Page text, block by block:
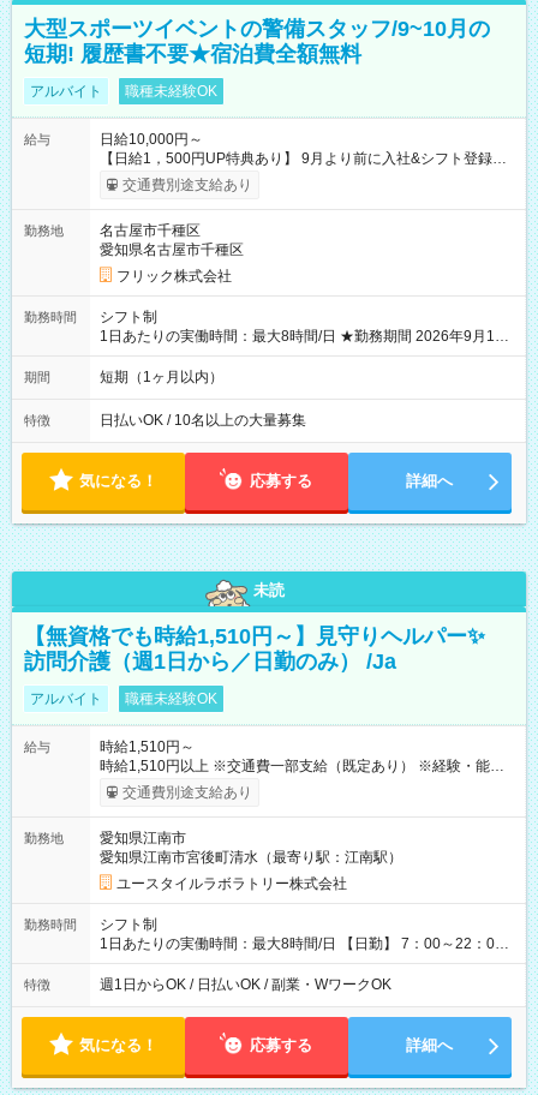
大型スポーツイベントの警備スタッフ/9~10月の
短期! 履歴書不要★宿泊費全額無料
アルバイト 職種未経験OK
給与
日給10,000円～
【日給1，500円UP特典あり】 9月より前に入社&シフト登録す
ると 期間中(9/16~10/23) の日給がUP! 日給1万1500円でしっか
り稼げます♪ 【試用期間】試用期間なし
交通費別途支給あり
勤務地
名古屋市千種区
愛知県名古屋市千種区
フリック株式会社
勤務時間
シフト制
1日あたりの実働時間：最大8時間/日 ★勤務期間 2026年9月16
日~2026年10月23日 短期勤務OK! 期間中フル勤務できる方優遇
※週3~5日勤務(勤務日数応相談) ※期間前から勤務スタートも可
り ※夜勤シフトあり
期間 短期（1ヶ月以内）
特徴 日払いOK / 10名以上の大量募集
気になる！ 応募する 詳細へ
未読
【無資格でも時給1,510円～】見守りヘルパー✨
訪問介護（週1日から／日勤のみ） /Ja
アルバイト 職種未経験OK
給与
時給1,510円～
時給1,510円以上 ※交通費一部支給（既定あり） ※経験・能力を
考慮して決定します 【収入例】 週1回勤務の場合：1,510円×8時
間×4回=4万8,320円 週3回勤務の場合：1,510円×8時間×12回
1,600円 【試用期間】試用期間あり 試用期間の長さ：2ヶ月
※ 雇用形態と給与に、本採用時と異なる部分があります。 雇用
形態：本採用時と同じです。 給与：時給 1,140円以上
交通費別途支給あり
勤務地
愛知県江南市
愛知県江南市宮後町清水（最寄り駅：江南駅）
ユースタイルラボラトリー株式会社
勤務時間
シフト制
1日あたりの実働時間：最大8時間/日 【日勤】 7：00～22：00
の間で8時間勤務（休憩時間は法定通り） ※週1日～OK ／ 夜勤
なし ＊＊ 勤務時間例 ＊＊ ■8時から17時 ■9時から18時 ■10
定（毎週同じ曜日勤務）
特徴 週1日からOK / 日払いOK / 副業・WワークOK
気になる！ 応募する 詳細へ